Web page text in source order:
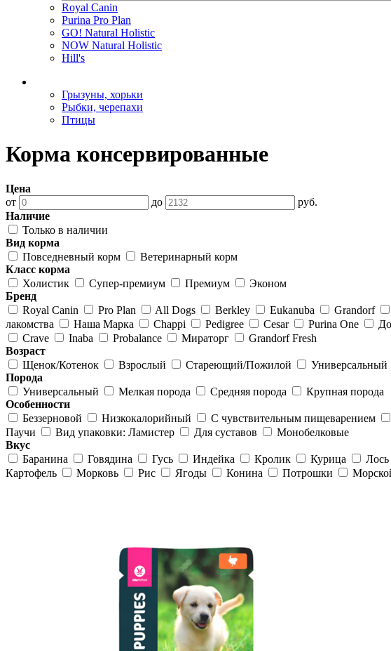
Royal Canin
Purina Pro Plan
GO! Natural Holistic
NOW Natural Holistic
Hill's
Грызуны, хорьки
Рыбки, черепахи
Птицы
Корма консервированные
Цена
от
до
руб.
Наличие
Только в наличии
Вид корма
Повседневный корм
Ветеринарный корм
Класс корма
Холистик
Супер-премиум Премиум
Эконом
Бренд
Royal Canin
Pro Plan All Dogs Berkley Eukanuba Grandorf
лакомства
Наша Марка Chappi Pedigree Cesar Purina One
Crave
Inaba Probalance Мираторг
Grandorf Fresh
Возраст
Щенок/Котенок
Взрослый Стареющий/Пожилой
Универсальный
Порода
Универсальный
Мелкая порода Средняя порода
Крупная порода
Особенности
Беззерновой
Низкокалорийный С чувствительным пищеварением
Паучи
Вид упаковки: Ламистер Для суставов
Монобелковые
Вкус
Баранина
Говядина Гусь Индейка Кролик Курица Лось
Картофель
Морковь Рис Ягоды Конина Потрошки